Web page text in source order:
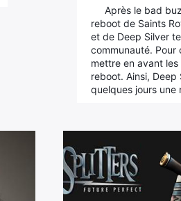
Après le bad
reboot de Saints
et de Deep Silver
communauté. Pour
mettre en avant
reboot. Ainsi, Deep
quelques jours une